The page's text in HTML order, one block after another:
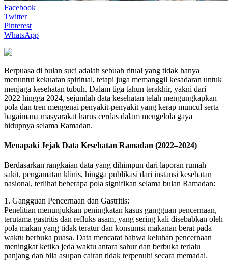
Facebook
Twitter
Pinterest
WhatsApp
Berpuasa di bulan suci adalah sebuah ritual yang tidak hanya
menuntut kekuatan spiritual, tetapi juga memanggil kesadaran untuk
menjaga kesehatan tubuh. Dalam tiga tahun terakhir, yakni dari
2022 hingga 2024, sejumlah data kesehatan telah mengungkapkan
pola dan tren mengenai penyakit-penyakit yang kerap muncul serta
bagaimana masyarakat harus cerdas dalam mengelola gaya
hidupnya selama Ramadan.
Menapaki Jejak Data Kesehatan Ramadan (2022–2024)
Berdasarkan rangkaian data yang dihimpun dari laporan rumah
sakit, pengamatan klinis, hingga publikasi dari instansi kesehatan
nasional, terlihat beberapa pola signifikan selama bulan Ramadan:
1. Gangguan Pencernaan dan Gastritis:
Penelitian menunjukkan peningkatan kasus gangguan pencernaan,
terutama gastritis dan refluks asam, yang sering kali disebabkan oleh
pola makan yang tidak teratur dan konsumsi makanan berat pada
waktu berbuka puasa. Data mencatat bahwa keluhan pencernaan
meningkat ketika jeda waktu antara sahur dan berbuka terlalu
panjang dan bila asupan cairan tidak terpenuhi secara memadai.